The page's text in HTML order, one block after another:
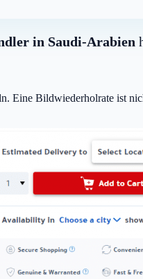
in Saudi-Arabien
Eine Bildwiederholrate ist